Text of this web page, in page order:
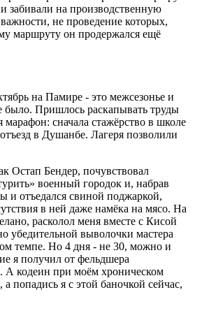
забивали на производственную
не проведение которых,
маршруту он продержался ещё
на Памире - это межсезонье и
было. Пришлось раскапывать труды
сначала стажёрство в школе
в Душанбе. Лагеря позволили
Остап Бендер, почувствовал
военный городок и, набрав
и отъедался свиной поджаркой,
в ней даже намёка на мясо. На
расколол меня вместе с Кисой
убедительной выволочки мастера
темпе. Но 4 дня - не 30, можно и
я получил от фельдшера
А кодеин при моём хроническом
попадись я с этой баночкой сейчас,